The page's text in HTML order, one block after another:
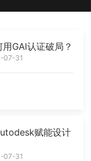
GAI认证破局？
07-31
赋能设计
07-31